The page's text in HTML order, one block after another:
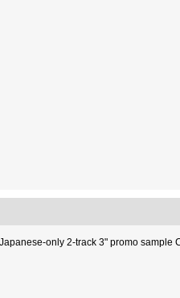
only 2-track 3" promo